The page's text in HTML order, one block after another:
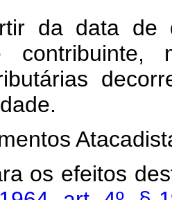
da data de
contribuinte,
os efeitos